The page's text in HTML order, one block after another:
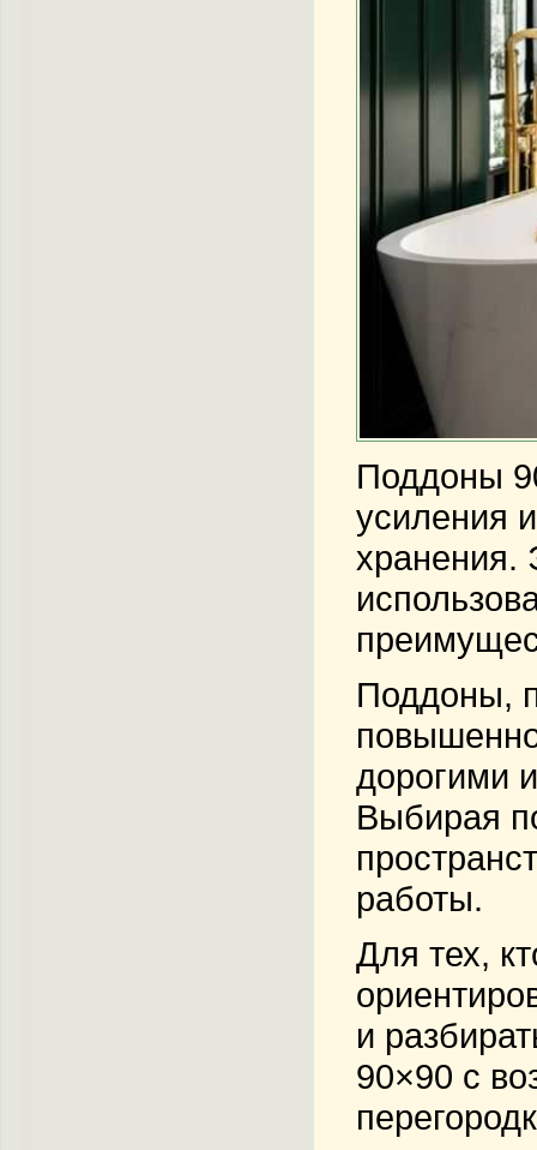
Поддоны
усиления
хранения.
Поддоны,
дорогими
Выбирая
работы.
Для тех,
и
90×90 с